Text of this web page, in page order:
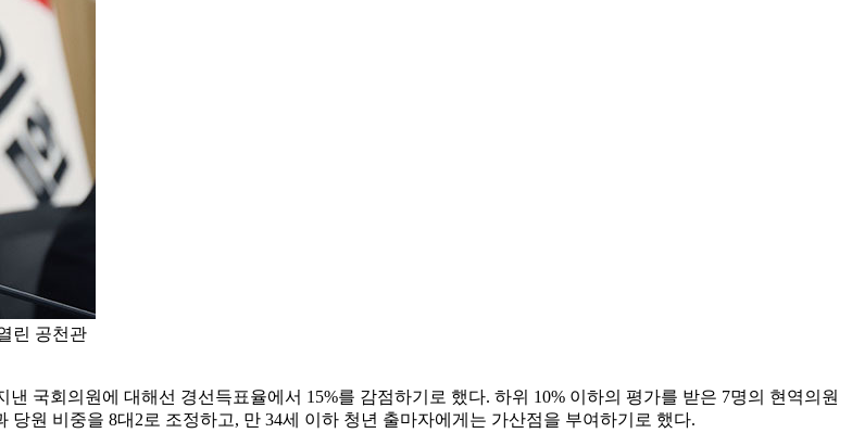
린 공천관
국회의원에 대해선 경선득표율에서 15%를 감점하기로 했다. 하위 10% 이하의 평가를 받은 7명의 현역의원
원 비중을 8대2로 조정하고, 만 34세 이하 청년 출마자에게는 가산점을 부여하기로 했다.